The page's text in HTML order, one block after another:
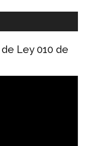
Ley 010 de